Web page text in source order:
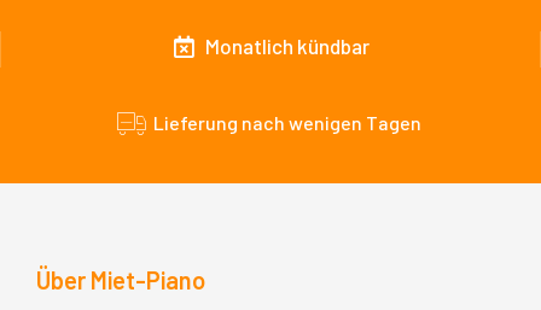
Monatlich kündbar
Lieferung nach wenigen Tagen
Über Miet-Piano